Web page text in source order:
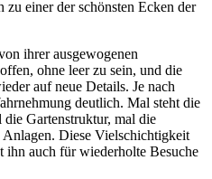
zu einer der schönsten Ecken der
ihrer ausgewogenen
ohne leer zu sein, und die
auf neue Details. Je nach
deutlich. Mal steht die
Gartenstruktur, mal die
Anlagen. Diese Vielschichtigkeit
ihn auch für wiederholte Besuche